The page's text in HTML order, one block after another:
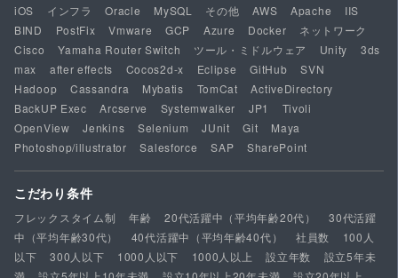
iOS
インフラ Oracle MySQL その他 AWS Apache
IIS
BIND
PostFix Vmware GCP Azure Docker
ネットワーク
Cisco
Yamaha Router Switch ツール・ミドルウェア Unity
3ds
max
after effects Cocos2d-x Eclipse GitHub
SVN
Hadoop
Cassandra Mybatis TomCat
ActiveDirectory
BackUP Exec
Arcserve Systemwalker JP1
Tivoli
OpenView
Jenkins Selenium JUnit Git
Maya
Photoshop/illustrator
Salesforce SAP SharePoint
こだわり条件
フレックスタイム制 年齢 20代活躍中（平均年齢20代）
30代活躍
中（平均年齢30代）
40代活躍中（平均年齢40代） 社員数
100人
以下
300人以下 1000人以下 1000人以上 設立年数
設立5年未